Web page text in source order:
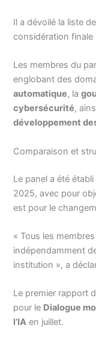
Il a dévoilé la liste
considération finale
Les membres du
englobant des
automatique, la
cybersécurité,
développement
Comparaison et
Le panel a été
2025, avec pour
est pour le
« Tous les
indépendamment
institution », a
Le premier rapport
pour le Dialogue
l’IA en juillet.